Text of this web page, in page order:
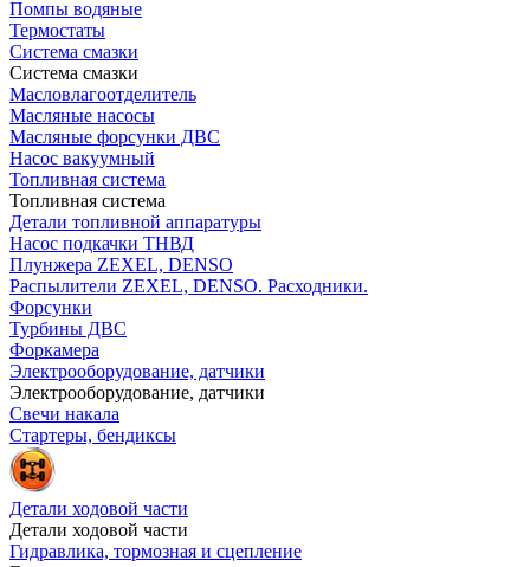
Помпы водяные
Термостаты
Система смазки
Система смазки
Масловлагоотделитель
Масляные насосы
Масляные форсунки ДВС
Насос вакуумный
Топливная система
Топливная система
Детали топливной аппаратуры
Насос подкачки ТНВД
Плунжера ZEXEL, DENSO
Распылители ZEXEL, DENSO. Расходники.
Форсунки
Турбины ДВС
Форкамера
Электрооборудование, датчики
Электрооборудование, датчики
Свечи накала
Стартеры, бендиксы
Детали ходовой части
Детали ходовой части
Гидравлика, тормозная и сцепление